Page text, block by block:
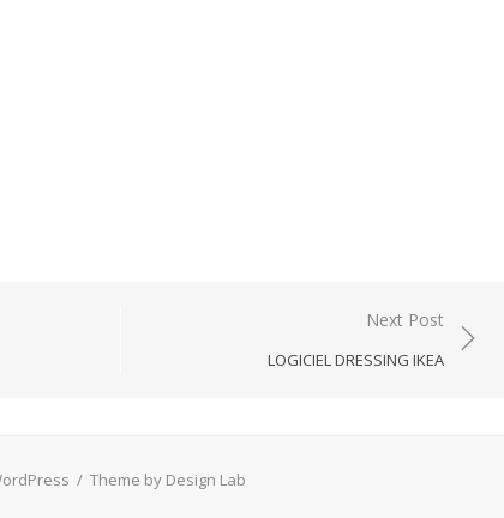
Next Post
LOGICIEL DRESSING IKEA
/ Theme by Design Lab